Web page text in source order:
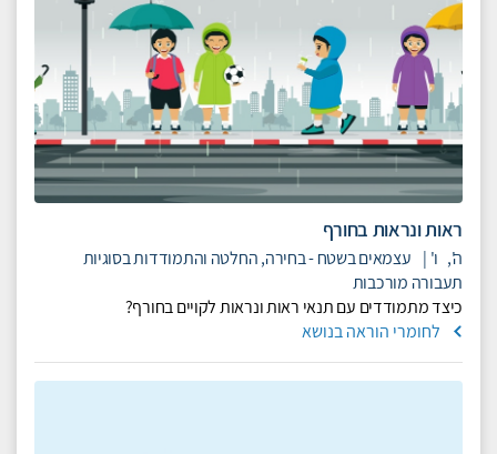
ראות ונראות בחורף
ה', ו' | עצמאים בשטח - בחירה, החלטה והתמודדות בסוגיות
תעבורה מורכבות
כיצד מתמודדים עם תנאי ראות ונראות לקויים בחורף?
לחומרי הוראה בנושא